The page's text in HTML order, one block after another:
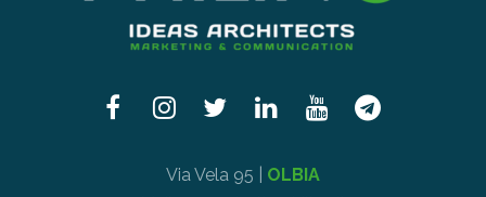
Via Vela 95 | OLBIA